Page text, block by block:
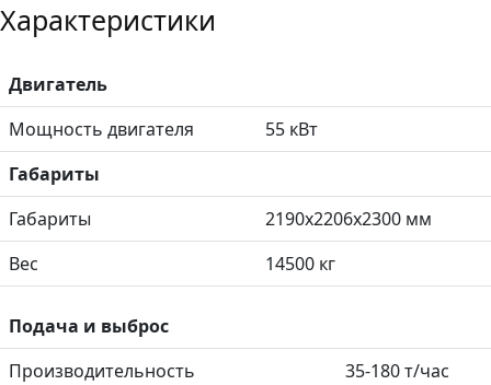
Характеристики
Двигатель
Мощность двигателя
55 кВт
Габариты
Габариты
2190х2206х2300 мм
Вес
14500 кг
Подача и выброс
Производительность
35-180 т/час